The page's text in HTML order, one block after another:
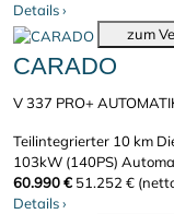
Details›
zum
CARADO
V 337 PRO+
Teilintegrierter 10 km
103kW (140PS)
60.990 € 51.252 €
Details›